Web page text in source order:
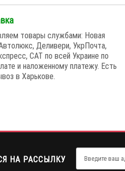
товары службами: Новая
Деливери, УкрПочта,
САТ по всей Украине по
и наложенному платежу. Есть
в Харькове.
НА РАССЫЛКУ